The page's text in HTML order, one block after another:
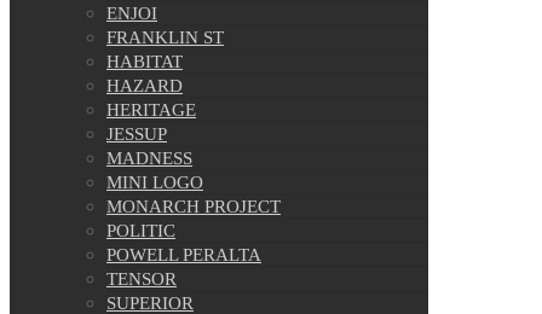
ENJOI
FRANKLIN ST
HABITAT
HAZARD
HERITAGE
JESSUP
MADNESS
MINI LOGO
MONARCH PROJECT
POLITIC
POWELL PERALTA
TENSOR
SUPERIOR